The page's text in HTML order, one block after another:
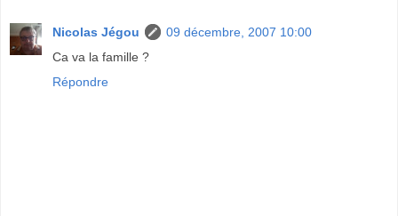
Nicolas Jégou
09 décembre, 2007 10:00
Ca va la famille ?
Répondre